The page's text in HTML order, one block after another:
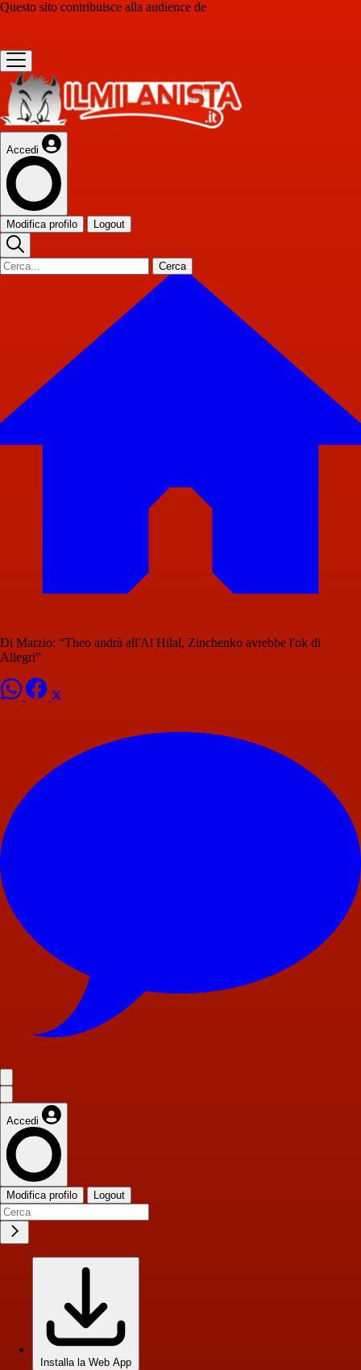
Questo sito contribuisce alla audience de
Accedi
Modifica profilo Logout
Cerca
Di Marzio: “Theo andrà all'Al Hilal, Zinchenko avrebbe l'ok di
Allegri”
Accedi
Modifica profilo Logout
Installa la Web App